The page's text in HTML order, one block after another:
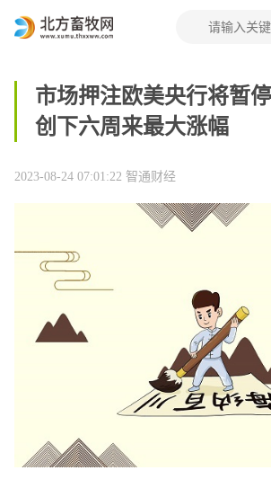
市场押注欧美央行将暂
创下六周来最大涨幅
2023-08-24 07:01:22 智通财经